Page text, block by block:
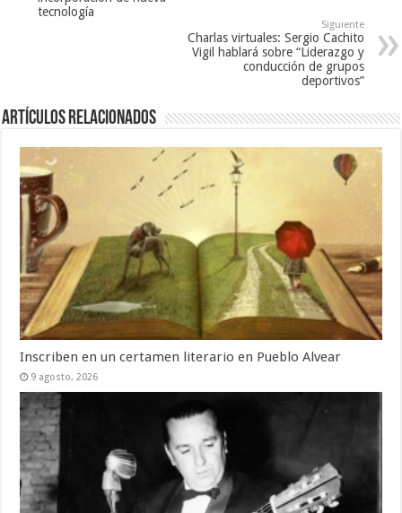
tecnología
Siguiente
Charlas virtuales: Sergio Cachito
Vigil hablará sobre “Liderazgo y
conducción de grupos
deportivos”
Artículos Relacionados
Inscriben en un certamen literario en Pueblo Alvear
9 agosto, 2026